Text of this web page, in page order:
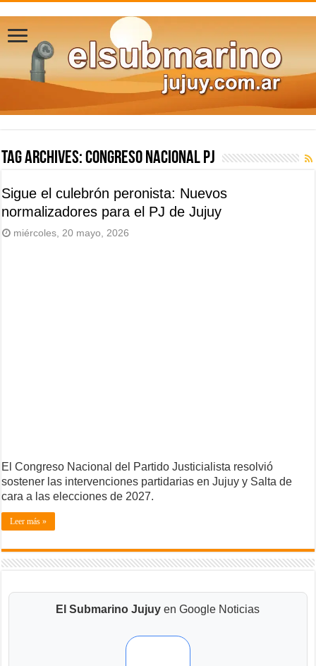
Tag Archives:Congreso Nacional PJ
Sigue el culebrón peronista: Nuevos
normalizadores para el PJ de Jujuy
miércoles, 20 mayo, 2026
El Congreso Nacional del Partido Justicialista resolvió
sostener las intervenciones partidarias en Jujuy y Salta de
cara a las elecciones de 2027.
Leer más »
El Submarino Jujuy en Google Noticias